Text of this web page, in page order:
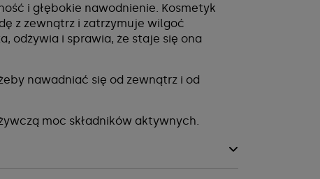
i głębokie nawodnienie. Kosmetyk
z zewnątrz i zatrzymuje wilgoć
odżywia i sprawia, że staje się ona
nawadniać się od zewnątrz i od
moc składników aktywnych.